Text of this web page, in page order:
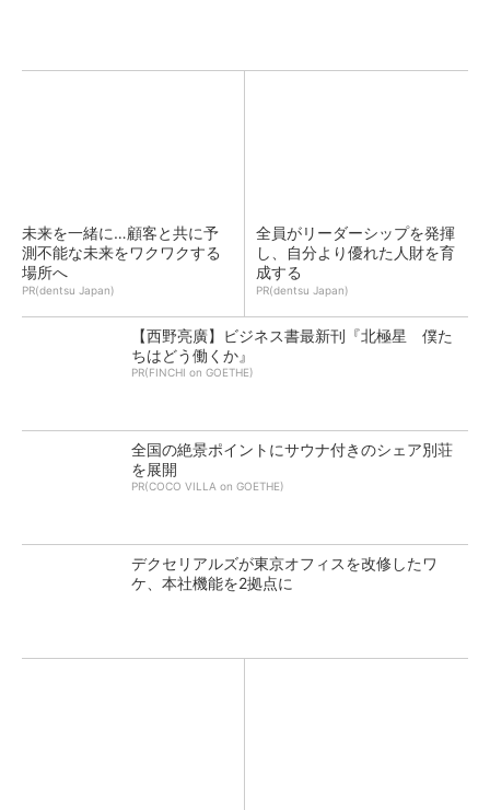
未来を一緒に…顧客と共に予
測不能な未来をワクワクする
場所へ
PR(dentsu Japan)
全員がリーダーシップを発揮
し、自分より優れた人財を育
成する
PR(dentsu Japan)
【西野亮廣】ビジネス書最新刊『北極星 僕た
ちはどう働くか』
PR(FINCHI on GOETHE)
全国の絶景ポイントにサウナ付きのシェア別荘
を展開
PR(COCO VILLA on GOETHE)
デクセリアルズが東京オフィスを改修したワ
ケ、本社機能を2拠点に